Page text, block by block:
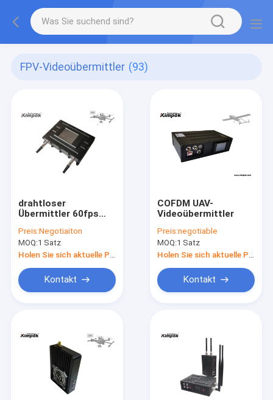
FPV-Videoübermittler (93)
drahtloser
Übermittler 60fps
Preis:Negotiaiton
MOQ:1 Satz
Kontakt
COFDM UAV-
Videoübermittler
Preis:negotiable
MOQ:1 Satz
Kontakt